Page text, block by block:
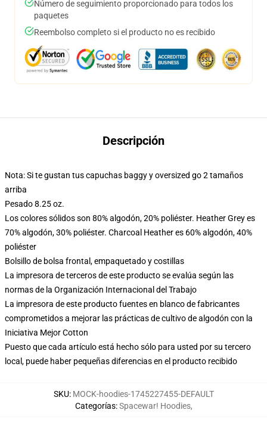
Número de seguimiento proporcionado para todos los
paquetes
Reembolso completo si el producto no es recibido
Descripción
Nota: Si te gustan tus capuchas baggy y oversized go 2 tamaños
arriba
Pesado 8.25 oz.
Los colores sólidos son 80% algodón, 20% poliéster. Heather Grey es
70% algodón, 30% poliéster. Charcoal Heather es 60% algodón, 40%
poliéster
Bolsillo de bolsa frontal, empaquetado y costillas
La impresora de terceros de este producto se evalúa según las
normas de la Organización Internacional del Trabajo
La impresora de este producto fuentes en blanco de fabricantes
comprometidos a mejorar las prácticas de cultivo de algodón con la
Iniciativa Mejor Cotton
Puesto que cada artículo está hecho sólo para usted por su tercero
local, puede haber pequeñas diferencias en el producto recibido
SKU: MOCK-hoodies-1745227455-DEFAULT
Categorías:Spacewar! Hoodies,